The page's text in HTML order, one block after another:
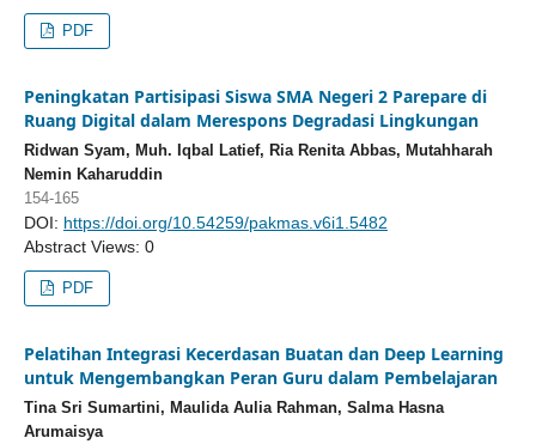
PDF
Peningkatan Partisipasi Siswa SMA Negeri 2 Parepare di
Ruang Digital dalam Merespons Degradasi Lingkungan
Ridwan Syam, Muh. Iqbal Latief, Ria Renita Abbas, Mutahharah
Nemin Kaharuddin
154-165
DOI: https://doi.org/10.54259/pakmas.v6i1.5482
Abstract Views: 0
PDF
Pelatihan Integrasi Kecerdasan Buatan dan Deep Learning
untuk Mengembangkan Peran Guru dalam Pembelajaran
Tina Sri Sumartini, Maulida Aulia Rahman, Salma Hasna
Arumaisya